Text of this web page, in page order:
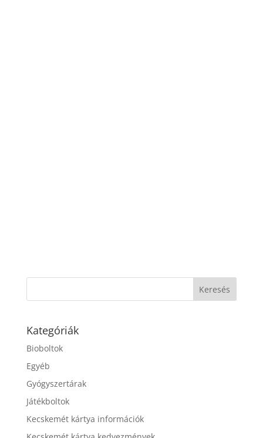
Kategóriák
Bioboltok
Egyéb
Gyógyszertárak
Játékboltok
Kecskemét kártya információk